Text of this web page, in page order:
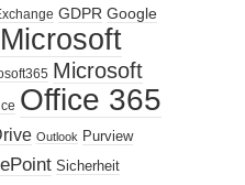
GDPR Google
Microsoft
Microsoft
Office 365
Outlook Purview
Sicherheit